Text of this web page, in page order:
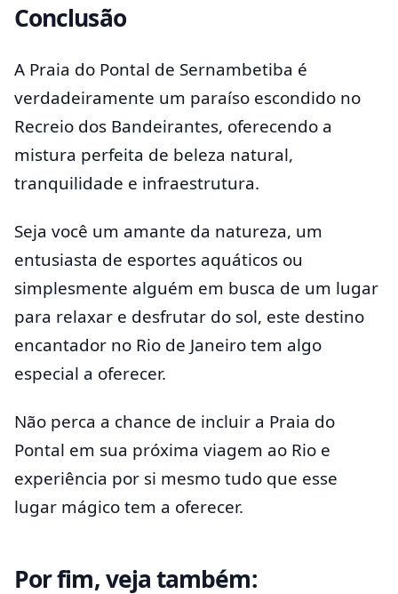
Conclusão
A Praia do Pontal de Sernambetiba é
verdadeiramente um paraíso escondido no
Recreio dos Bandeirantes, oferecendo a
mistura perfeita de beleza natural,
tranquilidade e infraestrutura.
Seja você um amante da natureza, um
entusiasta de esportes aquáticos ou
simplesmente alguém em busca de um lugar
para relaxar e desfrutar do sol, este destino
encantador no Rio de Janeiro tem algo
especial a oferecer.
Não perca a chance de incluir a Praia do
Pontal em sua próxima viagem ao Rio e
experiência por si mesmo tudo que esse
lugar mágico tem a oferecer.
Por fim, veja também: